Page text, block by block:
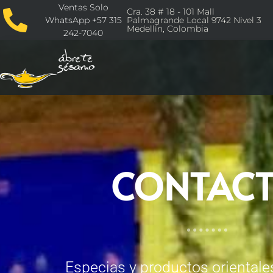
Ventas Solo
WhatsApp +57 315
242-7040
Cra. 38 # 18 - 101 Mall
Palmagrande Local 9742 Nivel 3
Medellín, Colombia
Especias y productos